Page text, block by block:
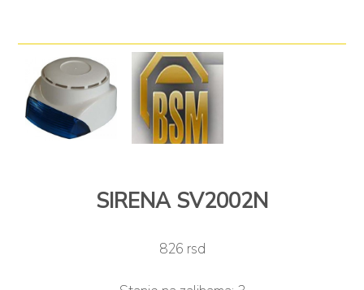
SIRENA SV2002N
826 rsd